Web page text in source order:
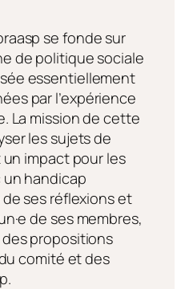
se fonde sur
de politique sociale
essentiellement
par l’expérience
La mission de cette
les sujets de
impact pour les
handicap
ses réflexions et
de ses membres,
propositions
comité et des